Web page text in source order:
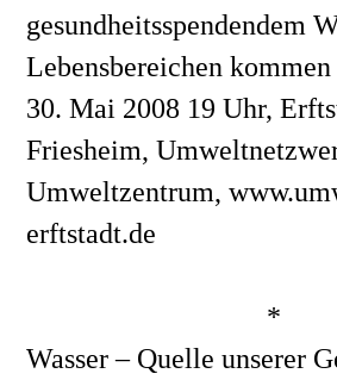
gesundheitsspendendem
Lebensbereichen kommen
30. Mai 2008 19 Uhr,
Friesheim,
Umweltzentrum,
erftstadt.de
*
Wasser – Quelle unserer